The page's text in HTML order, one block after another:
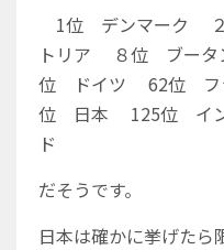
1位 デンマーク
トリア ８位 ブータ
位 ドイツ 62位 フ
位 日本 125位 イ
ド 178
だそうです。
日本は確かに挙げたら